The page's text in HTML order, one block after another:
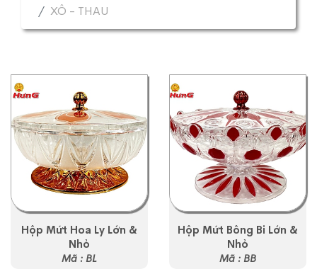
XÔ - THAU
Hộp Mứt Hoa Ly Lớn &
Nhỏ
Mã : BL
Hộp Mứt Bông Bi Lớn &
Nhỏ
Mã : BB